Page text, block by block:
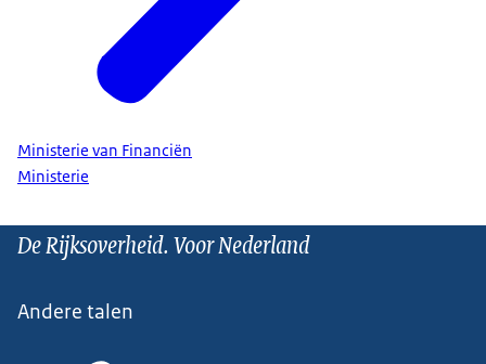
Ministerie van Financiën
Ministerie
De Rijksoverheid. Voor Nederland
Andere talen